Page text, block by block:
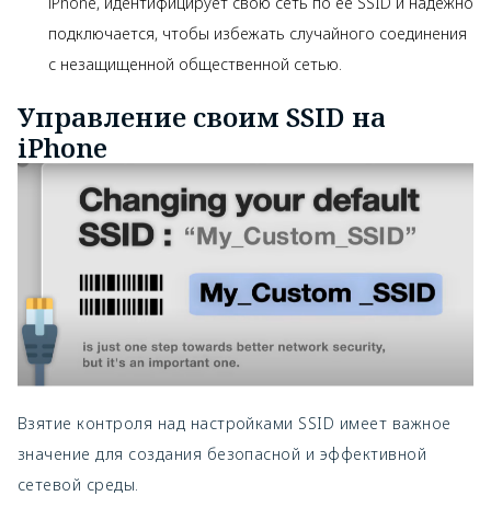
подключается, чтобы избежать случайного соединения
с незащищенной общественной сетью.
Управление своим SSID на
iPhone
Взятие контроля над настройками SSID имеет важное
значение для создания безопасной и эффективной
сетевой среды.